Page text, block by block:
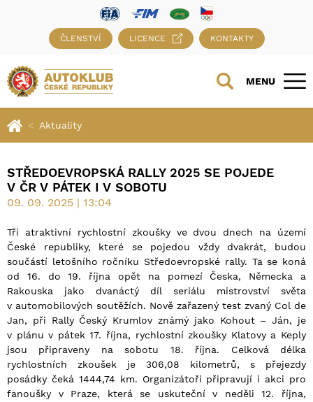
ČLENSTVÍ LICENCE KONTAKTY
MENU
Aktuality
STŘEDOEVROPSKÁ RALLY 2025 SE POJEDE
V ČR V PÁTEK I V SOBOTU
09. 09. 2025 | 13:04
Tři atraktivní rychlostní zkoušky ve dvou dnech na území
České republiky, které se pojedou vždy dvakrát, budou
součástí letošního ročníku Středoevropské rally. Ta se koná
od 16. do 19. října opět na pomezí Česka, Německa a
Rakouska jako dvanáctý díl seriálu mistrovství světa
v automobilových soutěžích. Nově zařazený test zvaný Col de
Jan, při Rally Český Krumlov známý jako Kohout – Ján, je
v plánu v pátek 17. října, rychlostní zkoušky Klatovy a Keply
jsou připraveny na sobotu 18. října. Celková délka
rychlostních zkoušek je 306,08 kilometrů, s přejezdy
posádky čeká 1444,74 km. Organizátoři připravují i akci pro
fanoušky v Praze, která se uskuteční v neděli 12. října,